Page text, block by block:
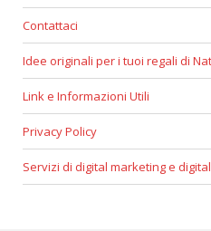
Contattaci
Idee originali per i tuoi regali di
Link e Informazioni Utili
Privacy Policy
Servizi di digital marketing e